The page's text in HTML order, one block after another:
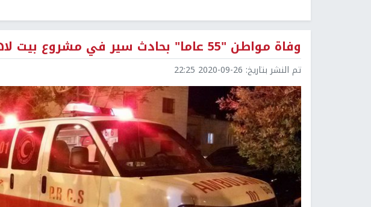
وفاة مواطن "55 عاما" بحادث سير في مشروع بيت لاهيا شمال القطاع
تم النشر بتاريخ: 2020-09-26 22:25